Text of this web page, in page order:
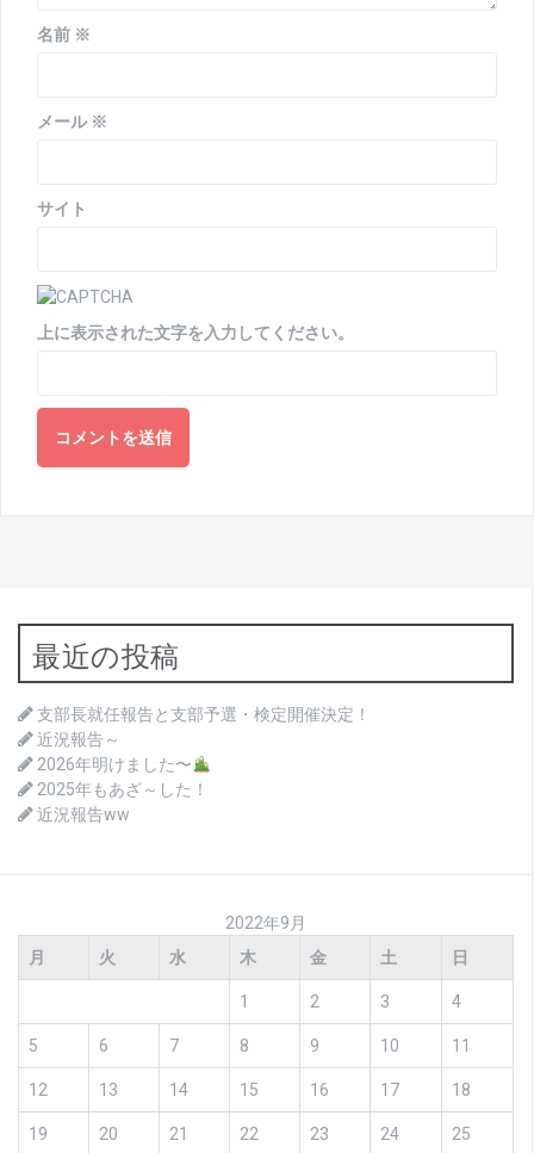
名前 ※
メール ※
サイト
上に表示された文字を入力してください。
最近の投稿
支部長就任報告と支部予選・検定開催決定！
近況報告～
2026年明けました〜
2025年もあざ～した！
近況報告ww
2022年9月
月
火 水 木 金 土 日
1 2 3 4
5 6 7 8 9 10 11
12 13 14 15 16 17 18
19 20 21 22 23 24 25